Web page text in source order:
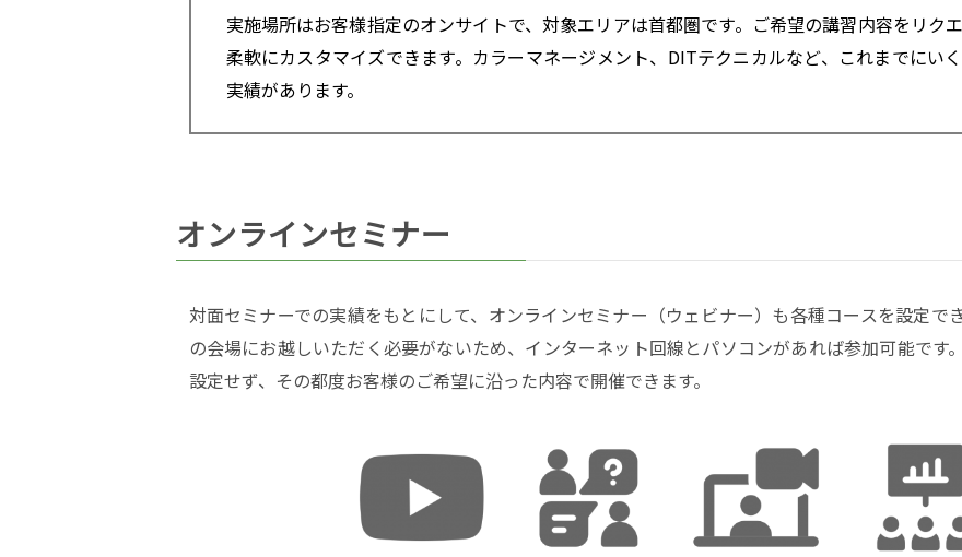
実施場所はお客様指定のオンサイトで、対象エリアは首都圏です。ご希望の講習内容をリク
柔軟にカスタマイズできます。カラーマネージメント、DITテクニカルなど、これまでにい
実績があります。
オンラインセミナー
対面セミナーでの実績をもとにして、オンラインセミナー（ウェビナー）も各種コースを設定で
の会場にお越しいただく必要がないため、インターネット回線とパソコンがあれば参加可能です
設定せず、その都度お客様のご希望に沿った内容で開催できます。